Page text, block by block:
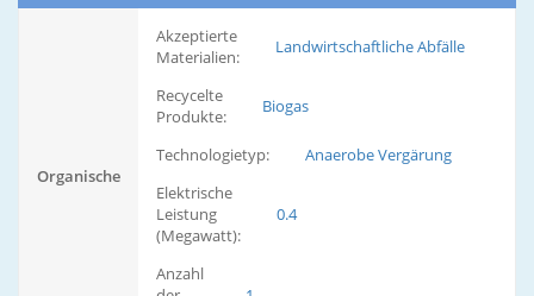
Organische
Akzeptierte
Materialien:
Landwirtschaftliche Abfälle
Recycelte
Produkte:
Biogas
Technologietyp:
Anaerobe Vergärung
Elektrische
Leistung
(Megawatt):
0.4
Anzahl